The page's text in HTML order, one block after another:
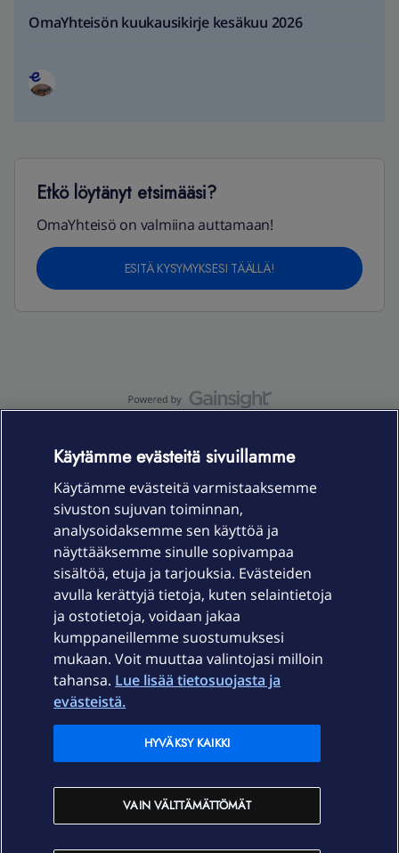
OmaYhteisön kuukausikirje kesäkuu 2026
Etkö löytänyt etsimääsi?
OmaYhteisö on valmiina auttamaan!
ESITÄ KYSYMYKSESI TÄÄLLÄ!
Laitteet & liittymät
Palvelut
Ajankohtaista
Elisa Oyj
In English
Käytämme evästeitä sivuillamme
Käytämme evästeitä varmistaaksemme
sivuston sujuvan toiminnan,
analysoidaksemme sen käyttöä ja
näyttääksemme sinulle sopivampaa
sisältöä, etuja ja tarjouksia. Evästeiden
avulla kerättyjä tietoja, kuten selaintietoja
ja ostotietoja, voidaan jakaa
kumppaneillemme suostumuksesi
mukaan. Voit muuttaa valintojasi milloin
tahansa. Lue lisää tietosuojasta ja
evästeistä.
VAIN VÄLTTÄMÄTTÖMÄT
HYVÄKSY KAIKKI